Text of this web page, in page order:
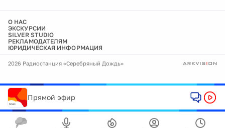
О НАС
ЭКСКУРСИИ
SILVER STUDIO
РЕКЛАМОДАТЕЛЯМ
ЮРИДИЧЕСКАЯ ИНФОРМАЦИЯ
2026 Радиостанция «Серебряный Дождь»
Прямой эфир